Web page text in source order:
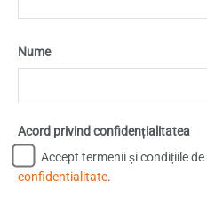
Nume
Acord privind confidențialitatea
Accept termenii și condițiile
confidentialitate.